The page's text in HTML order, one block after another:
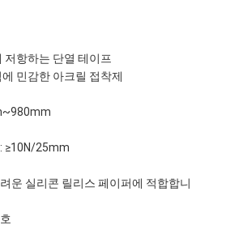
저항하는 단열 테이프
민감한 아크릴 접착제
≥10N/25mm
운 실리콘 릴리스 페이퍼에 적합합니